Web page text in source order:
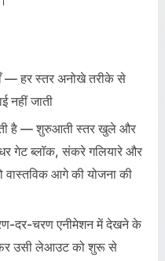
— हर स्तर अनोखे तरीके से
नहीं जाती
है — शुरुआती स्तर खुले और
गेट ब्लॉक, संकरे गलियारे और
वास्तविक आगे की योजना की
दर-चरण एनीमेशन में देखने के
उसी लेआउट को शुरू से